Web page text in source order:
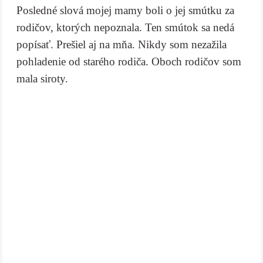
Posledné slová mojej mamy boli o jej smútku za
rodičov, ktorých nepoznala. Ten smútok sa nedá
popísať. Prešiel aj na mňa. Nikdy som nezažila
pohladenie od starého rodiča. Oboch rodičov som
mala siroty.